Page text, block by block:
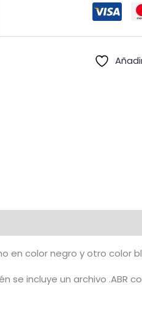
en color negro y otro color
incluye un archivo .ABR